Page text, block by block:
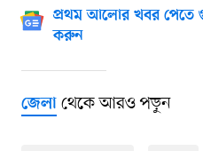
প্রথম আলোর খবর পেতে
করুন
জেলাথেকে আরও পড়ুন